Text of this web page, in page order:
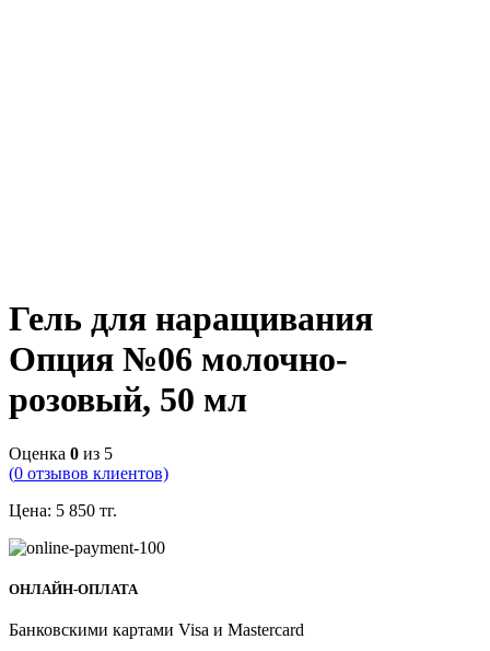
Гель для наращивания
Опция №06 молочно-
розовый, 50 мл
Оценка 0 из 5
(0 отзывов клиентов)
Цена: 5 850 тг.
ОНЛАЙН-ОПЛАТА
Банковскими картами Visa и Mastercard